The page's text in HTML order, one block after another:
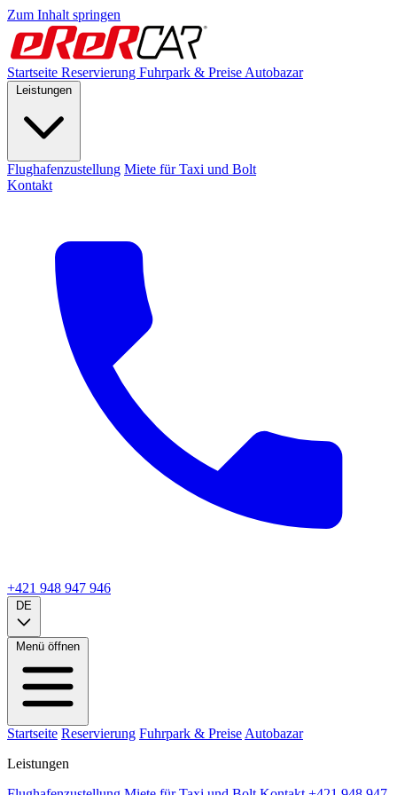
Zum Inhalt springen
Startseite Reservierung Fuhrpark & Preise Autobazar
Leistungen
Flughafenzustellung Miete für Taxi und Bolt
Kontakt
+421 948 947 946
DE
Menü öffnen
Startseite Reservierung Fuhrpark & Preise Autobazar
Leistungen